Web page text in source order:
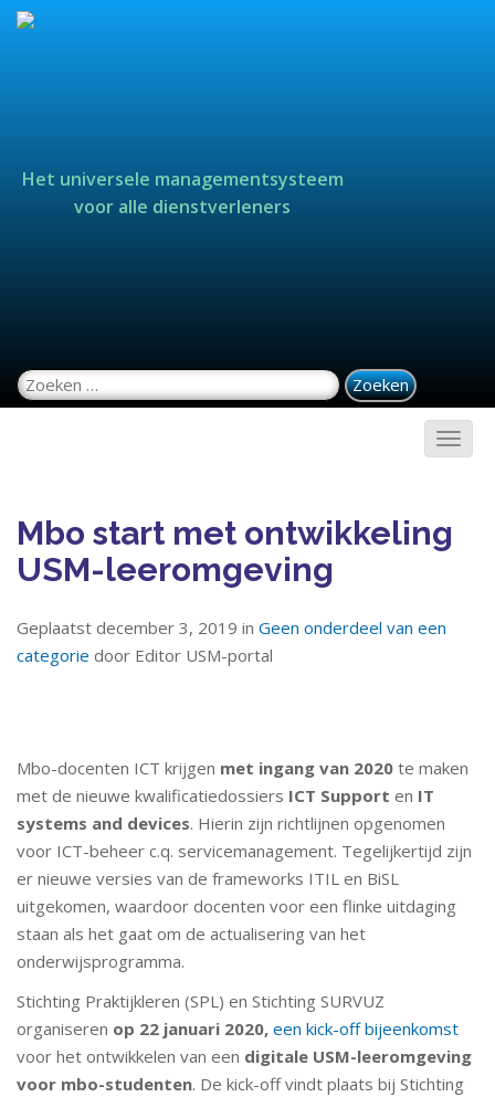
Het universele managementsysteem
voor alle dienstverleners
Zoeken naar:
Mbo start met ontwikkeling
USM-leeromgeving
Geplaatst december 3, 2019 in Geen onderdeel van een
categorie door Editor USM-portal
Mbo-docenten ICT krijgen met ingang van 2020 te maken
met de nieuwe kwalificatiedossiers ICT Support en IT
systems and devices. Hierin zijn richtlijnen opgenomen
voor ICT-beheer c.q. servicemanagement. Tegelijkertijd zijn
er nieuwe versies van de frameworks ITIL en BiSL
uitgekomen, waardoor docenten voor een flinke uitdaging
staan als het gaat om de actualisering van het
onderwijsprogramma.
Stichting Praktijkleren (SPL) en Stichting SURVUZ
organiseren op 22 januari 2020, een kick-off bijeenkomst
voor het ontwikkelen van een digitale USM-leeromgeving
voor mbo-studenten. De kick-off vindt plaats bij Stichting